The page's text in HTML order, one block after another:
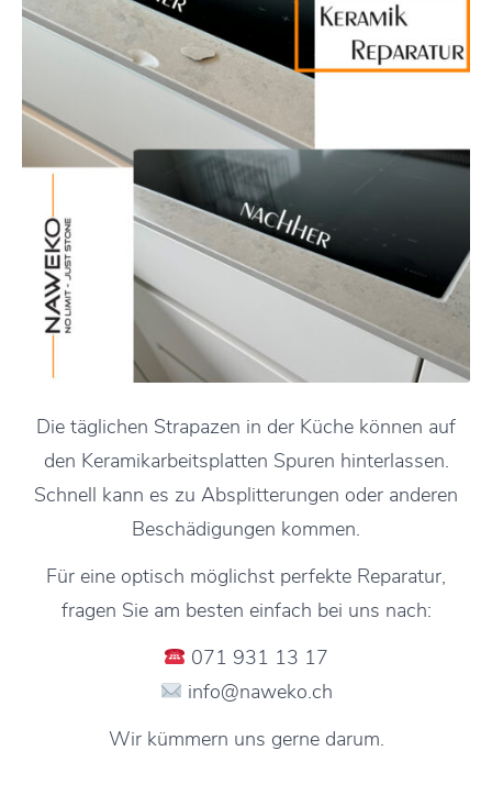
Die täglichen Strapazen in der Küche können auf
den Keramikarbeitsplatten Spuren hinterlassen.
Schnell kann es zu Absplitterungen oder anderen
Beschädigungen kommen.
Für eine optisch möglichst perfekte Reparatur,
fragen Sie am besten einfach bei uns nach:
071 931 13 17
info@naweko.ch
Wir kümmern uns gerne darum.